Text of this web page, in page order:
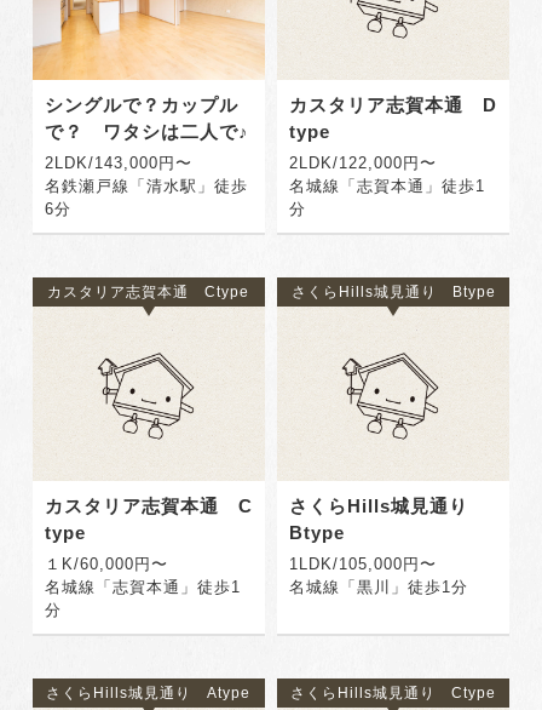
シングルで？カップル
で？ ワタシは二人で♪
2LDK/143,000円〜
名鉄瀬戸線「清水駅」徒歩
6分
カスタリア志賀本通 D
type
2LDK/122,000円〜
名城線「志賀本通」徒歩1
分
カスタリア志賀本通 Ctype
カスタリア志賀本通 C
type
１K/60,000円〜
名城線「志賀本通」徒歩1
分
さくらHills城見通り Btype
さくらHills城見通り
Btype
1LDK/105,000円〜
名城線「黒川」徒歩1分
さくらHills城見通り Atype さくらHills城見通り Ctype